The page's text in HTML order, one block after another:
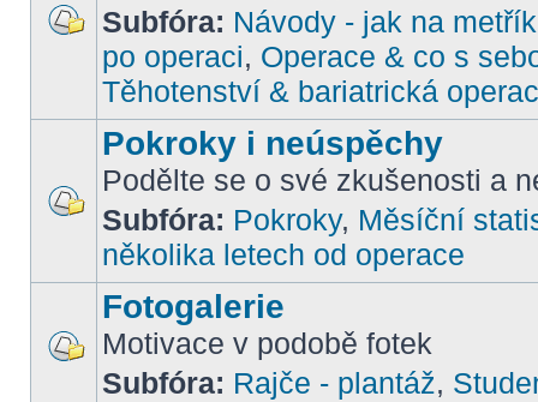
Subfóra: Návody - jak na
po operaci, Operace & co s
Těhotenství & bariatrická
Pokroky i neúspěchy
Podělte se o své zkušenosti a
Subfóra: Pokroky, Měsíční
několika letech od operace
Fotogalerie
Motivace v podobě fotek
Subfóra: Rajče - plantáž,